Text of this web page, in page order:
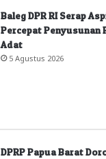
Baleg DPR RI Serap
Percepat Penyusunan
Adat
5 Agustus 2026
DPRP Papua Barat